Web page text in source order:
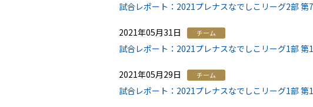
試合レポート：2021プレナスなでしこリーグ2部
2021年05月31日 チーム
試合レポート：2021プレナスなでしこリーグ1部
2021年05月29日 チーム
試合レポート：2021プレナスなでしこリーグ1部